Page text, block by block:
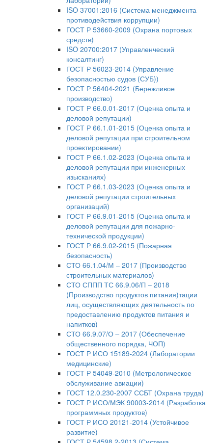
ISO 37001:2016 (Система менеджмента
противодействия коррупции)
ГОСТ Р 53660-2009 (Охрана портовых
средств)
ISO 20700:2017 (Управленческий
консалтинг)
ГОСТ Р 56023-2014 (Управление
безопасностью судов (СУБ))
ГОСТ Р 56404-2021 (Бережливое
производство)
ГОСТ Р 66.0.01-2017 (Оценка опыта и
деловой репутации)
ГОСТ Р 66.1.01-2015 (Оценка опыта и
деловой репутации при строительном
проектировании)
ГОСТ Р 66.1.02-2023 (Оценка опыта и
деловой репутации при инженерных
изысканиях)
ГОСТ Р 66.1.03-2023 (Оценка опыта и
деловой репутации строительных
организаций)
ГОСТ Р 66.9.01-2015 (Оценка опыта и
деловой репутации для пожарно-
технической продукции)
ГОСТ Р 66.9.02-2015 (Пожарная
безопасность)
СТО 66.1.04/М – 2017 (Производство
строительных материалов)
СТО СППП ТС 66.9.06/П – 2018
(Производство продуктов питания)тации
лиц, осуществляющих деятельность по
предоставлению продуктов питания и
напитков)
СТО 66.9.07/О – 2017 (Обеспечение
общественного порядка, ЧОП)
ГОСТ Р ИСО 15189-2024 (Лаборатории
медицинские)
ГОСТ Р 54049-2010 (Метрологическое
обслуживание авиации)
ГОСТ 12.0.230-2007 ССБТ (Охрана труда)
ГОСТ Р ИСО/МЭК 90003-2014 (Разработка
программных продуктов)
ГОСТ Р ИСО 20121-2014 (Устойчивое
развитие)